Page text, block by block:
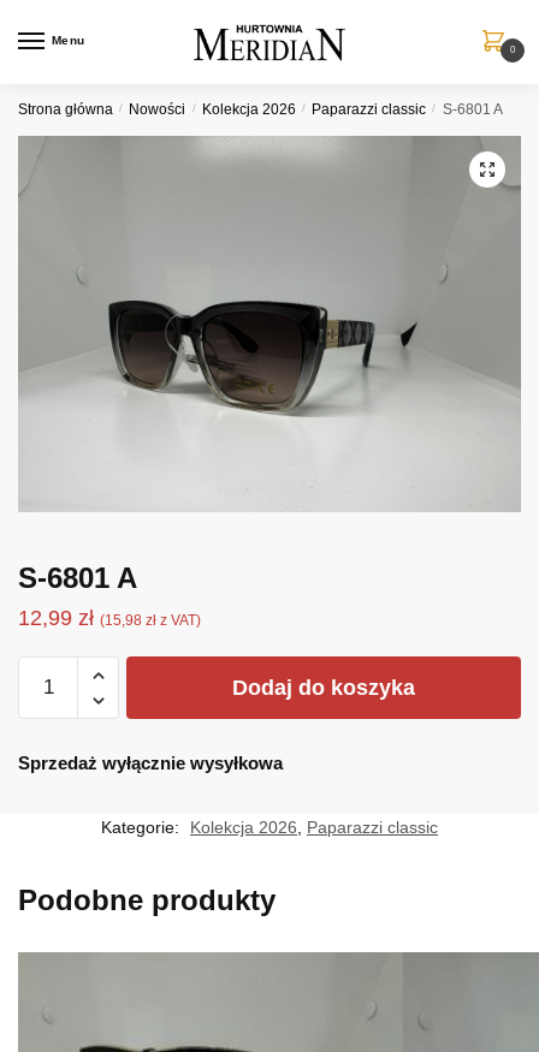
Menu
0
Strona główna / Nowości / Kolekcja 2026 / Paparazzi classic / S-6801 A
S-6801 A
12,99 zł (15,98 zł z VAT)
A
Dodaj do koszyka
Sprzedaż wyłącznie wysyłkowa
Kategorie: Kolekcja 2026, Paparazzi classic
Podobne produkty